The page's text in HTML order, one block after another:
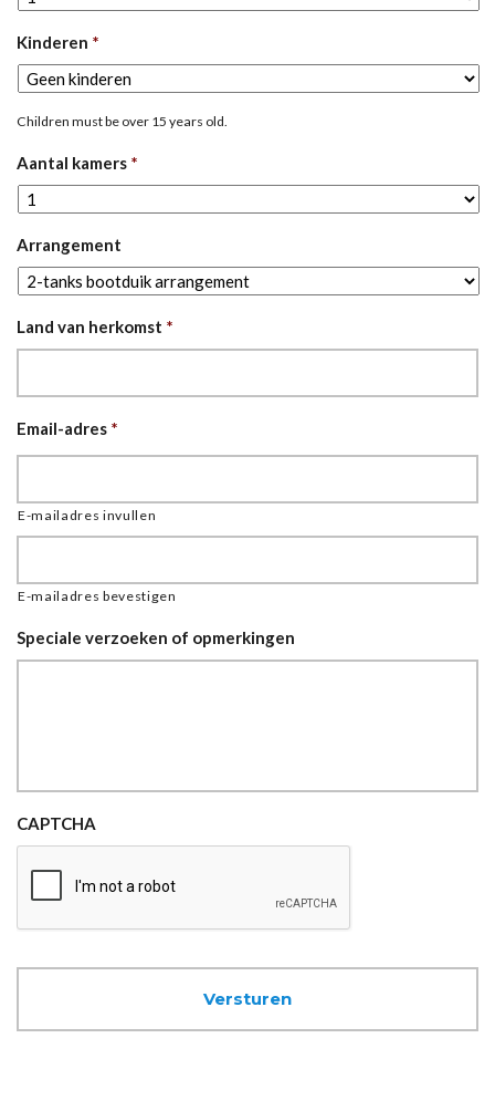
Kinderen *
Children must be over 15 years old.
Aantal kamers *
Arrangement
Land van herkomst *
Email-adres *
E-mailadres invullen
E-mailadres bevestigen
Speciale verzoeken of opmerkingen
CAPTCHA